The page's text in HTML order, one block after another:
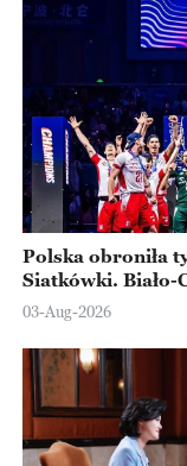
Polska obroniła
Siatkówki.
Ningbo
03-Aug-2026